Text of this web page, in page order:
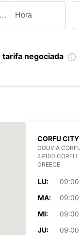
tarifa negociada
CORFU CITY
GOUVIA
49100 CORFU
GREECE
LU:
MA:
MI:
JU: